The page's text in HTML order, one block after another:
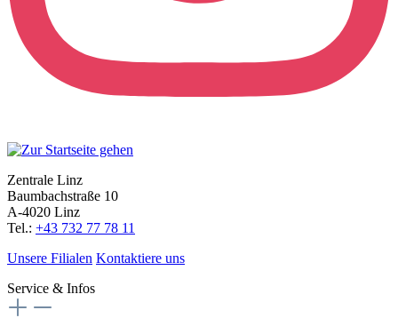
Zentrale Linz
Baumbachstraße 10
A-4020 Linz
Tel.: +43 732 77 78 11
Unsere Filialen Kontaktiere uns
Service & Infos